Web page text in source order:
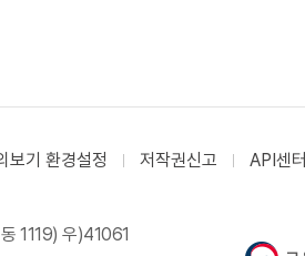
보기 환경설정 저작권신고 API센터
1119) 우)41061